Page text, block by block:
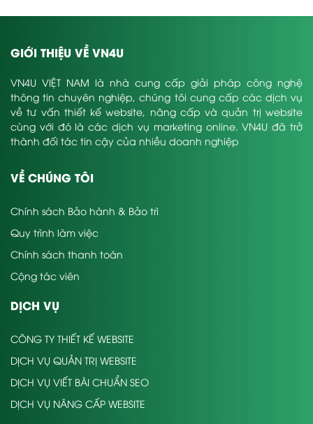
GIỚI THIỆU VỀ VN4U
VN4U VIỆT NAM là nhà cung cấp giải pháp công nghệ
thông tin chuyên nghiệp, chúng tôi cung cấp các dịch vụ
về tư vấn thiết kế website, nâng cấp và quản trị website
cùng với đó là các dịch vụ marketing online. VN4U đã trở
thành đối tác tin cậy của nhiều doanh nghiệp
VỀ CHÚNG TÔI
Chính sách Bảo hành & Bảo trì
Quy trình làm việc
Chính sách thanh toán
Cộng tác viên
DỊCH VỤ
CÔNG TY THIẾT KẾ WEBSITE
DỊCH VỤ QUẢN TRỊ WEBSITE
DỊCH VỤ VIẾT BÀI CHUẨN SEO
DỊCH VỤ NÂNG CẤP WEBSITE